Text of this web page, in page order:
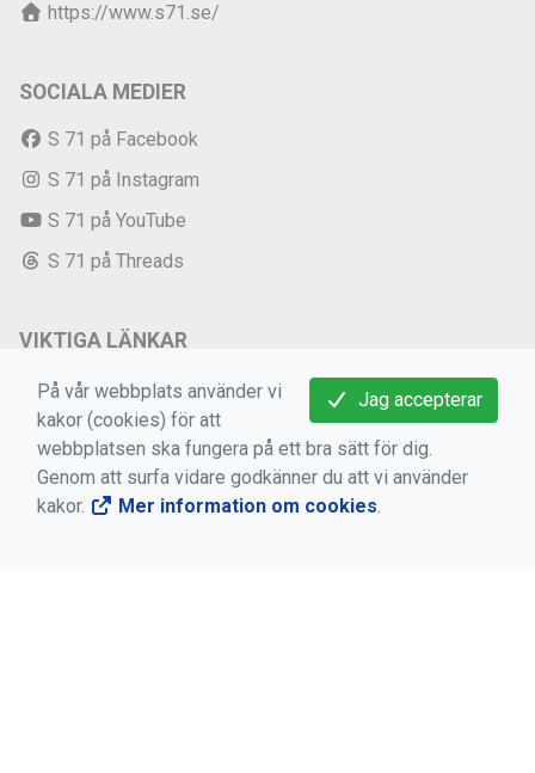
https://www.s71.se/
SOCIALA MEDIER
S 71 på Facebook
S 71 på Instagram
S 71 på YouTube
S 71 på Threads
VIKTIGA LÄNKAR
Medlems -och användarvillkor
Bokningsvillkor
Dataskyddsförordningen (GDPR)
Mer information om cookies
Jag accepterar
På vår webbplats använder vi
kakor (cookies) för att
webbplatsen ska fungera på ett bra sätt för dig.
Genom att surfa vidare godkänner du att vi använder
kakor.
Mer information om cookies.